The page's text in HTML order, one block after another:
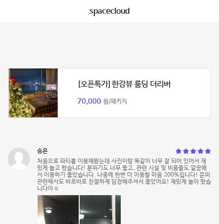
spacecloud
[오픈특가] 한강뷰 룸딩 더리버
70,000 원/패키지
승은
처음으로 파티룸 이용해봤는데 사진이랑 똑같이 너무 잘 되어 있어서 재
밌게 놀고 왔습니다! 분위기도 너무 좋고, 관련 시설 및 비품들도 깔끔해
서 이용하기 좋았습니다. 나중에 한번 더 이용할 마음 200%입니다! 문의
관련해서도 바로바로 친절하게 답장해주셔서 좋았어요! 재밌게 놀아 왔습
니다아☺️